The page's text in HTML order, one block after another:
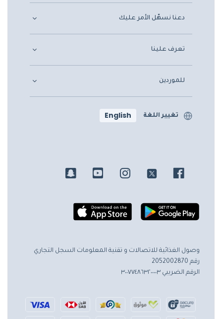
دعنا نسهّل الأمر عليك
تعرف علينا
للموردين
تغيير اللغة English
وصول الغذائية للاتصالات و تقنية المعلومات السجل التجاري
رقم 2052002870
الرقم الضريبي ٣٠٠٧٧٤٨٦٣٢٠٠٠٠٣